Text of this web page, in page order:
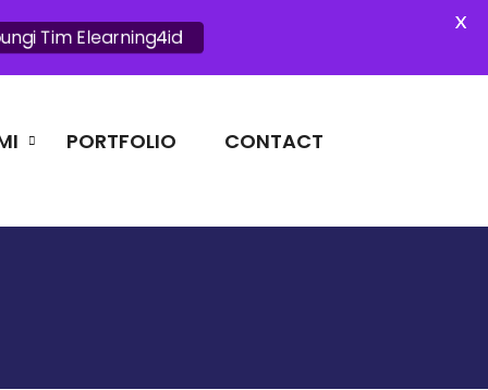
PORTFOLIO CONTACT
DAN
Tim Elearning4id
X